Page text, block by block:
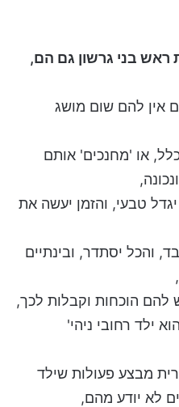
ראש בני גרשון גם הם,
אין להם שום מושג
או 'מחנכים' אותם
טבעי, והזמן יעשה את
והכל יסתדר, ובינתיים
להם הוכחות וקבלות לכך,
ילד רחובי ניהי'
מבצע פעולות שילד
לא יודע מהם,